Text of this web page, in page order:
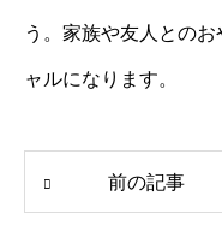
う。家族や友人との
ャルになります。
前の記事